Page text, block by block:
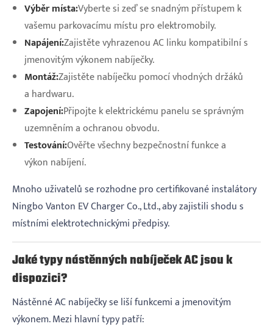
Výběr místa:Vyberte si zeď se snadným přístupem k
vašemu parkovacímu místu pro elektromobily.
Napájení:Zajistěte vyhrazenou AC linku kompatibilní s
jmenovitým výkonem nabíječky.
Montáž:Zajistěte nabíječku pomocí vhodných držáků
a hardwaru.
Zapojení:Připojte k elektrickému panelu se správným
uzemněním a ochranou obvodu.
Testování:Ověřte všechny bezpečnostní funkce a
výkon nabíjení.
Mnoho uživatelů se rozhodne pro certifikované instalátory
Ningbo Vanton EV Charger Co., Ltd., aby zajistili shodu s
místními elektrotechnickými předpisy.
Jaké typy nástěnných nabíječek AC jsou k
dispozici?
Nástěnné AC nabíječky se liší funkcemi a jmenovitým
výkonem. Mezi hlavní typy patří: